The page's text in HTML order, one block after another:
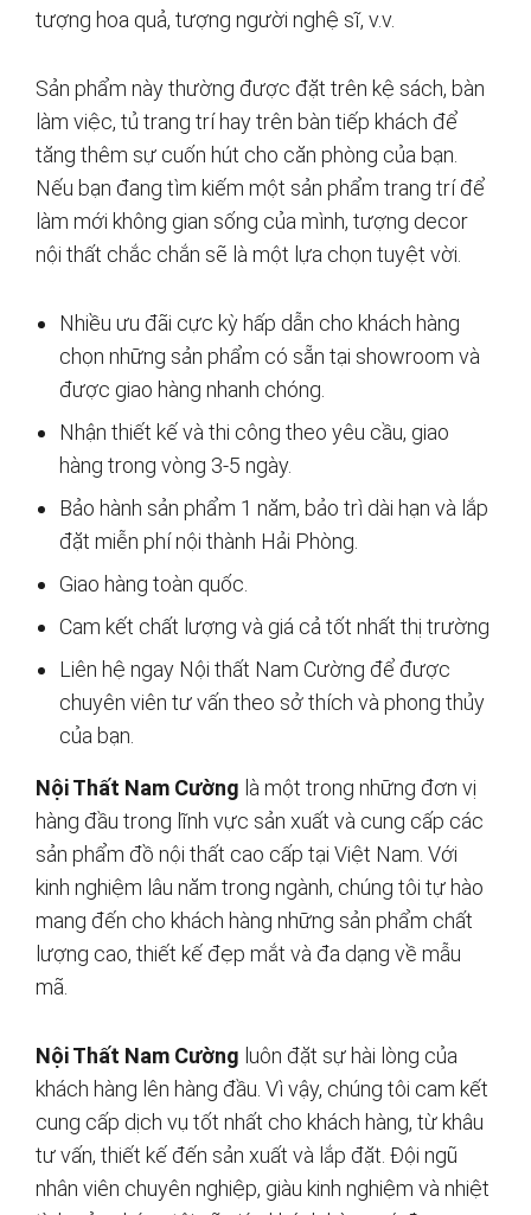
tượng hoa quả, tượng người nghệ sĩ, v.v.
Sản phẩm này thường được đặt trên kệ sách, bàn
làm việc, tủ trang trí hay trên bàn tiếp khách để
tăng thêm sự cuốn hút cho căn phòng của bạn.
Nếu bạn đang tìm kiếm một sản phẩm trang trí để
làm mới không gian sống của mình, tượng decor
nội thất chắc chắn sẽ là một lựa chọn tuyệt vời.
Nhiều ưu đãi cực kỳ hấp dẫn cho khách hàng
chọn những sản phẩm có sẵn tại showroom và
được giao hàng nhanh chóng.
Nhận thiết kế và thi công theo yêu cầu, giao
hàng trong vòng 3-5 ngày.
Bảo hành sản phẩm 1 năm, bảo trì dài hạn và lắp
đặt miễn phí nội thành Hải Phòng.
Giao hàng toàn quốc.
Cam kết chất lượng và giá cả tốt nhất thị trường
Liên hệ ngay Nội thất Nam Cường để được
chuyên viên tư vấn theo sở thích và phong thủy
của bạn.
Nội Thất Nam Cường là một trong những đơn vị
hàng đầu trong lĩnh vực sản xuất và cung cấp các
sản phẩm đồ nội thất cao cấp tại Việt Nam. Với
kinh nghiệm lâu năm trong ngành, chúng tôi tự hào
mang đến cho khách hàng những sản phẩm chất
lượng cao, thiết kế đẹp mắt và đa dạng về mẫu
mã.
Nội Thất Nam Cường luôn đặt sự hài lòng của
khách hàng lên hàng đầu. Vì vậy, chúng tôi cam kết
cung cấp dịch vụ tốt nhất cho khách hàng, từ khâu
tư vấn, thiết kế đến sản xuất và lắp đặt. Đội ngũ
nhân viên chuyên nghiệp, giàu kinh nghiệm và nhiệt